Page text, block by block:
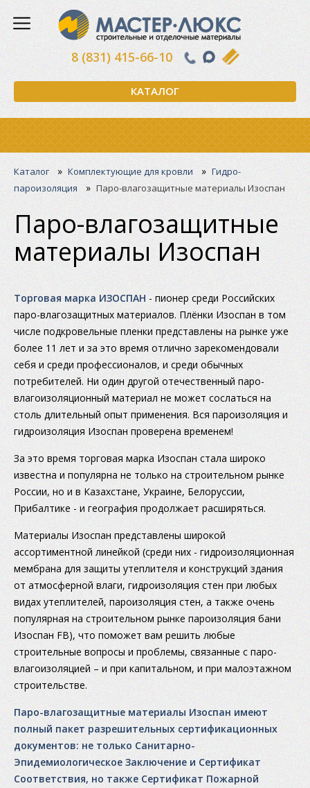
КАТАЛОГ
8 (831) 415-66-10
Каталог» Комплектующие для кровли » Гидро-
пароизоляция » Паро-влагозащитные материалы Изоспан
Паро-влагозащитные
материалы Изоспан
Торговая марка ИЗОСПАН - пионер среди Российских
паро-влагозащитных материалов. Плёнки Изоспан в том
числе подкровельные пленки представлены на рынке уже
более 11 лет и за это время отлично зарекомендовали
себя и среди профессионалов, и среди обычных
потребителей. Ни один другой отечественный паро-
влагоизоляционный материал не может сослаться на
столь длительный опыт применения. Вся пароизоляция и
гидроизоляция Изоспан проверена временем!
За это время торговая марка Изоспан стала широко
известна и популярна не только на строительном рынке
России, но и в Казахстане, Украине, Белоруссии,
Прибалтике - и география продолжает расширяться.
Материалы Изоспан представлены широкой
ассортиментной линейкой (среди них - гидроизоляционная
мембрана для защиты утеплителя и конструкций здания
от атмосферной влаги, гидроизоляция стен при любых
видах утеплителей, пароизоляция стен, а также очень
популярная на строительном рынке пароизоляция бани
Изоспан FB), что поможет вам решить любые
строительные вопросы и проблемы, связанные с паро-
влагоизоляцией – и при капитальном, и при малоэтажном
строительстве.
Паро-влагозащитные материалы Изоспан имеют
полный пакет разрешительных сертификационных
документов: не только Санитарно-
Эпидемиологическое Заключение и Сертификат
Соответствия, но также Сертификат Пожарной